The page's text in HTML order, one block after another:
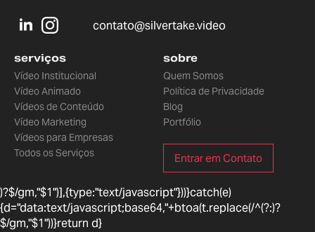
contato@silvertake.video
serviços
Vídeo Institucional
Vídeo Animado
Vídeos de Conteúdo
Vídeo Marketing
Vídeos para Empresas
Todos os Serviços
sobre
Quem Somos
Política de Privacidade
Blog
Portfólio
Entrar em Contato
)?$/gm,"$1")],{type:"text/javascript"}))}catch(e)
{d="data:text/javascript;base64,"+btoa(t.replace(/^(?:)?
$/gm,"$1"))}return d}